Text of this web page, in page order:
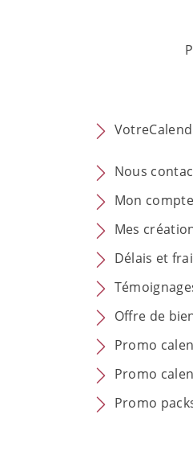
Nous
Mon compte
Mes
Délais et
Offre de
Promo
Promo
Promo